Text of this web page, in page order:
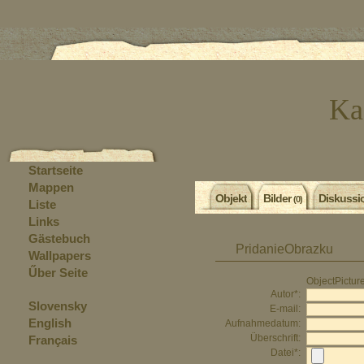
Objekt Bilder(0)
PridanieObrazku
Autor*:
E-mail:
Aufnahmedatum:
Überschrift:
Datei*:
Startseite
Mappen
Liste
Links
Gästebuch
Wallpapers
Űber Seite
Slovensky
English
Français